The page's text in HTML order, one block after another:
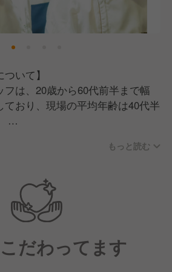
ついて】
は、20歳から60代前半まで幅
ており、現場の平均年齢は40代半
フが多く、中には20年以上在籍す
長がチームの中心となってお店を
で、仕事はポジション関係なく全
ムワークが根付いています。
もっと読む
だわってます